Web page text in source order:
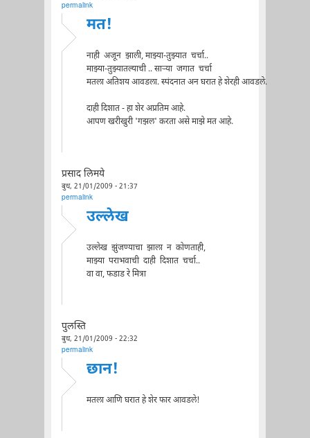
permalink
मत!
नाही अजून झाली, माझ्या-तुझ्यात चर्चा..
माझ्या-तुझ्यातल्याची .. सार्‍या जगात चर्चा
मतला अतिशय आवडला. स्पंदनात अन घरात हे शेरही आवडले.
दाही दिशात - हा शेर अप्रतिम आहे.
आपण खरीखुरी 'गझल' करता असे माझे मत आहे.
प्रसाद लिमये
बुध, 21/01/2009 - 21:37
permalink
उल्लेख
उल्लेख झुंजण्याचा झाला न कोणताही,
माझ्या पराभवाची दाही दिशात चर्चा..
वा वा, फडाड रे मित्रा
पुलस्ति
बुध, 21/01/2009 - 22:32
permalink
छान!
मतला आणि घरात हे शेर फार आवडले!